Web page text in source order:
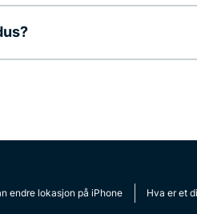
endre lokasjon på iPhone Hva er et